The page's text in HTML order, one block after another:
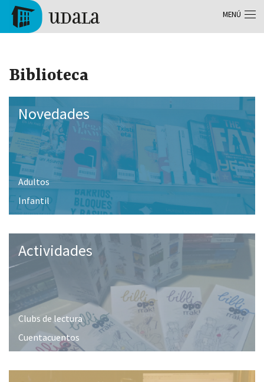
Pasar al contenido principal
Biblioteca
Novedades
Adultos
Infantil
Actividades
Clubs de lectura
Cuentacuentos
MENÚ